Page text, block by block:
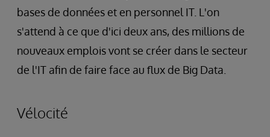
bases de données et en personnel IT. L'on
s'attend à ce que d'ici deux ans, des millions de
nouveaux emplois vont se créer dans le secteur
de l'IT afin de faire face au flux de Big Data.
Vélocité